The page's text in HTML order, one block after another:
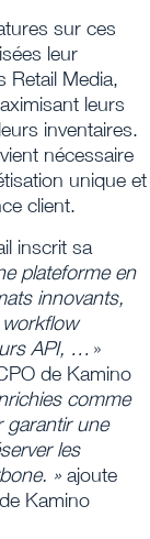
sur ces
leur
Retail Media,
leurs
inventaires.
nécessaire
unique et
client.
inscrit sa
plateforme en
innovants,
API, … »
de Kamino
comme
garantir une
les
» ajoute
Kamino